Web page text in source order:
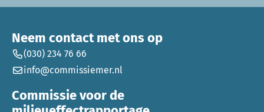
Neem contact met ons op
(030) 234 76 66
info@commissiemer.nl
Commissie voor de